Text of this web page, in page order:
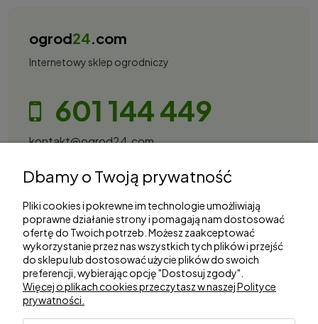
ogrod24.com
Internetowy sklep ogrodniczy
601 144 449
kontakt@ogrod24.com
Gorzowska 27, 66-530 Trzebicz
Zakupy
Informacje
Marki
Dbamy o Twoją prywatność
Pliki cookies i pokrewne im technologie umożliwiają
poprawne działanie strony i pomagają nam dostosować
ofertę do Twoich potrzeb. Możesz zaakceptować
wykorzystanie przez nas wszystkich tych plików i przejść
do sklepu lub dostosować użycie plików do swoich
preferencji, wybierając opcję "Dostosuj zgody".
Więcej o plikach cookies przeczytasz w naszej Polityce
prywatności.